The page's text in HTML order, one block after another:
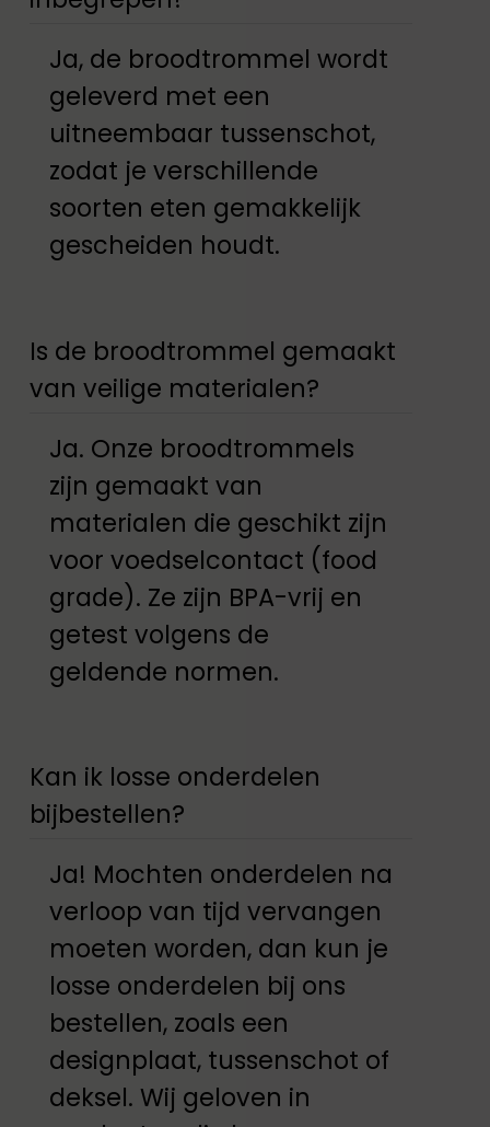
Ja, de broodtrommel wordt
geleverd met een
uitneembaar tussenschot,
zodat je verschillende
soorten eten gemakkelijk
gescheiden houdt.
Is de broodtrommel gemaakt
van veilige materialen?
Ja. Onze broodtrommels
zijn gemaakt van
materialen die geschikt zijn
voor voedselcontact (food
grade). Ze zijn BPA-vrij en
getest volgens de
geldende normen.
Kan ik losse onderdelen
bijbestellen?
Ja! Mochten onderdelen na
verloop van tijd vervangen
moeten worden, dan kun je
losse onderdelen bij ons
bestellen, zoals een
designplaat, tussenschot of
deksel. Wij geloven in